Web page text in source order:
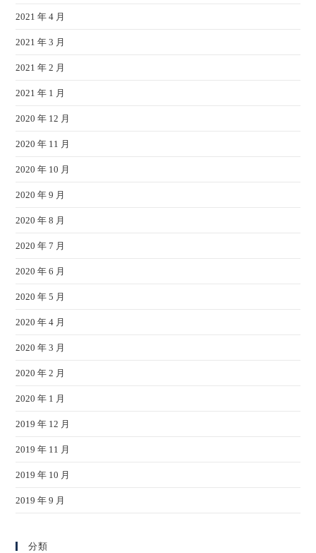
2021 年 4 月
2021 年 3 月
2021 年 2 月
2021 年 1 月
2020 年 12 月
2020 年 11 月
2020 年 10 月
2020 年 9 月
2020 年 8 月
2020 年 7 月
2020 年 6 月
2020 年 5 月
2020 年 4 月
2020 年 3 月
2020 年 2 月
2020 年 1 月
2019 年 12 月
2019 年 11 月
2019 年 10 月
2019 年 9 月
分類